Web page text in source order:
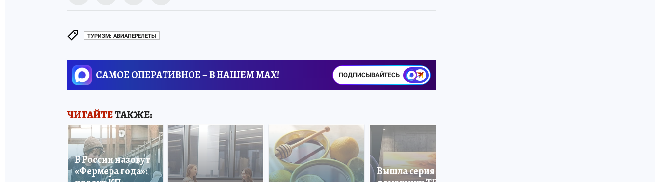
ТУРИЗМ: АВИАПЕРЕЛЕТЫ
САМОЕ ОПЕРАТИВНОЕ – В НАШЕМ MAX! ПОДПИСЫВАЙТЕСЬ
ЧИТАЙТЕТАКЖЕ:
В России назовут
«Фермера года»:
Вышла серия